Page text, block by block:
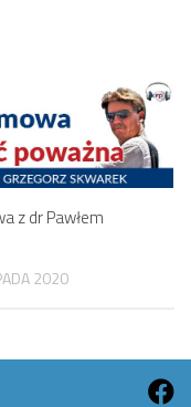
z dr Pawłem
2020